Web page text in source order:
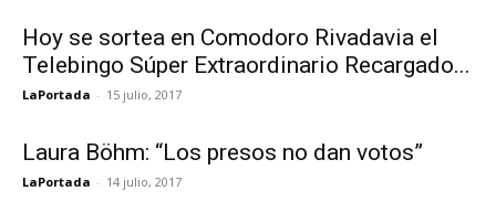
Hoy se sortea en Comodoro Rivadavia el
Telebingo Súper Extraordinario Recargado...
LaPortada - 15 julio, 2017
Laura Böhm: “Los presos no dan votos”
LaPortada - 14 julio, 2017